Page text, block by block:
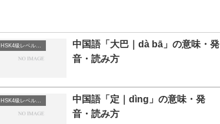
中国語「大巴｜dà bā」の意味・発
音・読み方
中国語「定｜dìng」の意味・発
音・読み方